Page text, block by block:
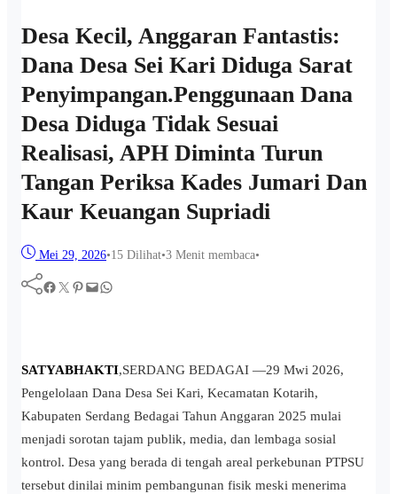
Desa Kecil, Anggaran Fantastis:
Dana Desa Sei Kari Diduga Sarat
Penyimpangan.Penggunaan Dana
Desa Diduga Tidak Sesuai
Realisasi, APH Diminta Turun
Tangan Periksa Kades Jumari Dan
Kaur Keuangan Supriadi
Mei 29, 2026•15 Dilihat•3 Menit membaca•
Facebook Twitter Pinterest Mail WhatsApp
SATYABHAKTI,SERDANG BEDAGAI —29 Mwi 2026,
Pengelolaan Dana Desa Sei Kari, Kecamatan Kotarih,
Kabupaten Serdang Bedagai Tahun Anggaran 2025 mulai
menjadi sorotan tajam publik, media, dan lembaga sosial
kontrol. Desa yang berada di tengah areal perkebunan PTPSU
tersebut dinilai minim pembangunan fisik meski menerima